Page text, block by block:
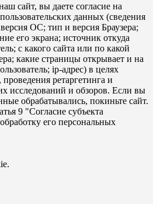
сайт, вы даете согласие на
данных (сведения
ОС; тип и версия Браузера;
его экрана; источник откуда
с какого сайта или по какой
какие страницы открывает и на
ip-адрес) в целях
ретаргетинга и
исследований и обзоров. Если вы
обрабатывались, покиньте сайт.
9 "Согласие субъекта
его персональных